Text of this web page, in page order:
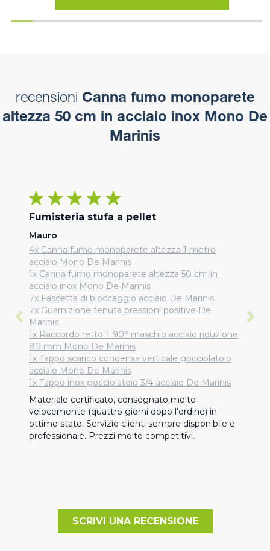
recensioni Canna fumo monoparete
altezza 50 cm in acciaio inox Mono De
Marinis
Fumisteria stufa a pellet
Mauro
4x Canna fumo monoparete altezza 1 metro
acciaio Mono De Marinis
1x Canna fumo monoparete altezza 50 cm in
acciaio inox Mono De Marinis
7x Fascetta di bloccaggio acciaio De Marinis
7x Guarnizione tenuta pressioni positive De
Marinis
1x Raccordo retto T 90° maschio acciaio riduzione
80 mm Mono De Marinis
1x Tappo scarico condensa verticale gocciolatoio
acciaio Mono De Marinis
1x Tappo inox gocciolatoio 3/4 acciaio De Marinis
Materiale certificato, consegnato molto
velocemente (quattro giorni dopo l'ordine) in
ottimo stato. Servizio clienti sempre disponibile e
professionale. Prezzi molto competitivi.
SCRIVI UNA RECENSIONE